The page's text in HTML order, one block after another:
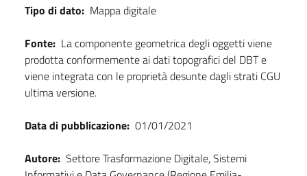
Tipo di dato: Mappa digitale
Fonte: La componente geometrica degli oggetti viene
prodotta conformemente ai dati topografici del DBT e
viene integrata con le proprietà desunte dagli strati CGU
ultima versione.
Data di pubblicazione: 01/01/2021
Autore: Settore Trasformazione Digitale, Sistemi